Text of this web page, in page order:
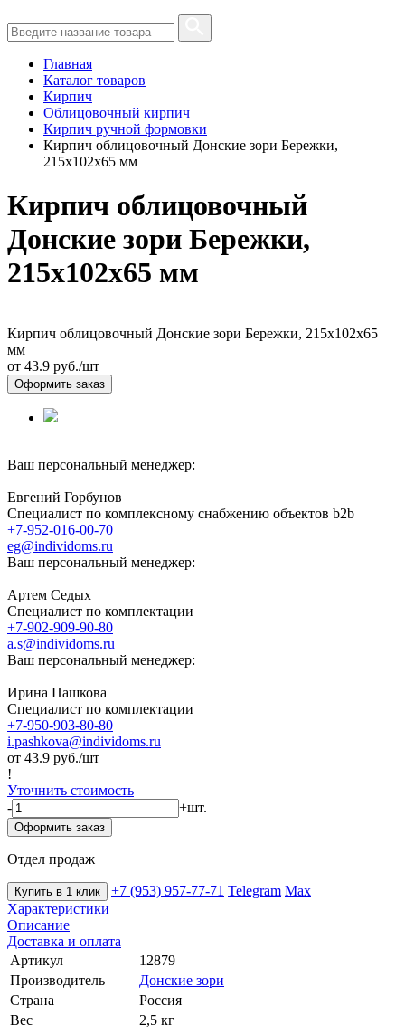
Главная
Каталог товаров
Кирпич
Облицовочный кирпич
Кирпич ручной формовки
Кирпич облицовочный Донские зори Бережки,
215х102х65 мм
Кирпич облицовочный
Донские зори Бережки,
215х102х65 мм
Кирпич облицовочный Донские зори Бережки, 215х102х65
мм
от 43.9 руб./шт
Оформить заказ
Ваш персональный менеджер:
Евгений Горбунов
Специалист по комплексному снабжению объектов b2b
+7-952-016-00-70
eg@individoms.ru
Ваш персональный менеджер:
Артем Седых
Специалист по комплектации
+7-902-909-90-80
a.s@individoms.ru
Ваш персональный менеджер:
Ирина Пашкова
Специалист по комплектации
+7-950-903-80-80
i.pashkova@individoms.ru
от 43.9 руб./шт
!
Уточнить стоимость
-
+шт.
Оформить заказ
Отдел продаж
Купить в 1 клик +7 (953) 957-77-71 Telegram Max
Характеристики
Описание
Доставка и оплата
Артикул
12879
Производитель
Донские зори
Страна
Россия
Вес
2,5 кг